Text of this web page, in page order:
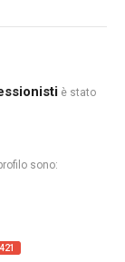
è stato
sono: